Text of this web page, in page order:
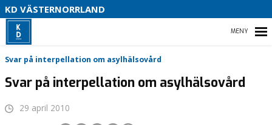
KD VÄSTERNORRLAND
HEM
VÅR POLITIK
Svar på interpellation om asylhälsovård
Svar på interpellation om asylhälsovård
29 april 2010